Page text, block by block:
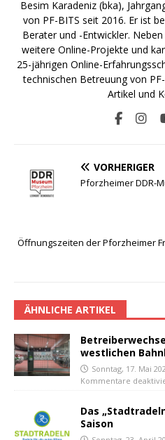
Besim Karadeniz (bka),
von PF-BITS seit 2016. Er ist
Berater und -Entwickler.
weitere Online-Projekte und
25-jährigen Online-
technischen Betreuung von
Artikel und
VORHERIGER
Pforzheimer DDR-
Öffnungszeiten der Pforzheimer
ÄHNLICHE ARTIKEL
westlichen
Sonntag, 17. Mai
Kommentare
Das
Saison